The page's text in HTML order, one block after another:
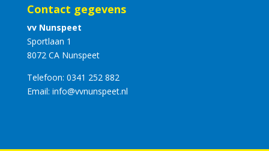
Contact gegevens
vv Nunspeet
Sportlaan 1
8072 CA Nunspeet
Telefoon: 0341 252 882
Email: info@vvnunspeet.nl